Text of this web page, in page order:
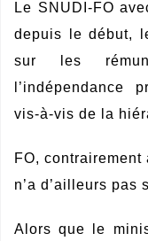
Le SNUDI-FO
depuis le début,
sur les
l’indépendance
vis-à-vis de la
FO,
n’a d’ailleurs pas
Alors que le